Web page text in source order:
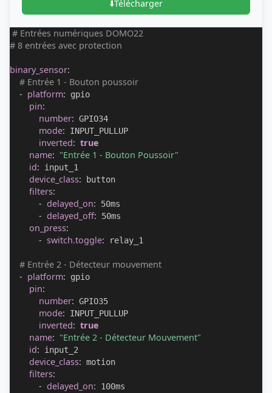
⬇️Télécharger
# Entrées numériques DOMO22
# 8 entrées avec protection
binary_sensor:
# Entrée 1 - Bouton poussoir
- platform: gpio
pin:
number: GPIO34
mode: INPUT_PULLUP
inverted: true
name: "Entrée 1 - Bouton Poussoir"
id: input_1
device_class: button
filters:
- delayed_on: 50ms
- delayed_off: 50ms
on_press:
- switch.toggle: relay_1
# Entrée 2 - Détecteur mouvement
- platform: gpio
pin:
number: GPIO35
mode: INPUT_PULLUP
inverted: true
name: "Entrée 2 - Détecteur Mouvement"
id: input_2
device_class: motion
filters:
- delayed_on: 100ms